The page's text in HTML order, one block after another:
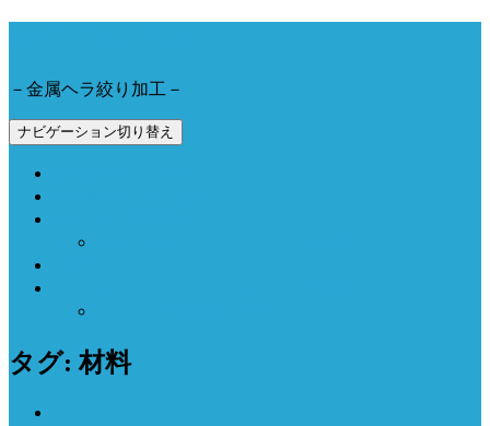
－金属ヘラ絞り加工－
ナビゲーション切り替え
タグ: 材料